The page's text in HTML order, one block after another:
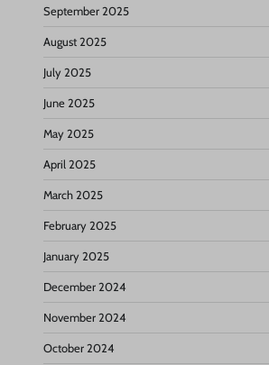
September 2025
August 2025
July 2025
June 2025
May 2025
April 2025
March 2025
February 2025
January 2025
December 2024
November 2024
October 2024